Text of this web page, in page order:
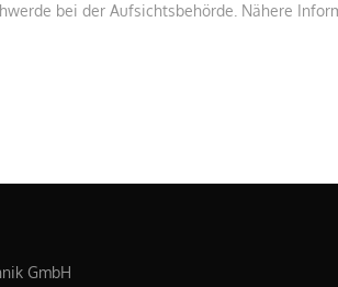
bei der Aufsichtsbehörde. Nähere
GmbH